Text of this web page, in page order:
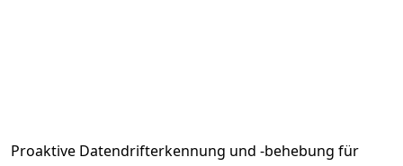
Proaktive Datendrifterkennung und -behebung für